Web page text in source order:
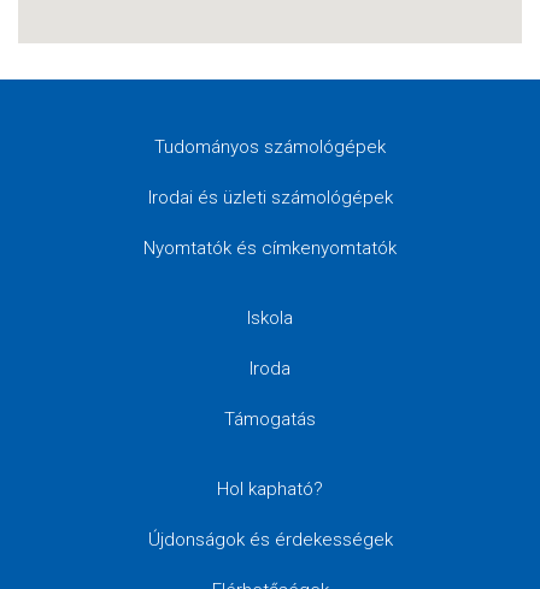
Tudományos számológépek
Irodai és üzleti számológépek
Nyomtatók és címkenyomtatók
Iskola
Iroda
Támogatás
Hol kapható?
Újdonságok és érdekességek